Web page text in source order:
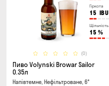
Гіркота
15 IBU
Щільність
15 %
(0)
Пиво Volynski Browar Sailor
0.35л
Напівтемне, Нефільтроване, 6°